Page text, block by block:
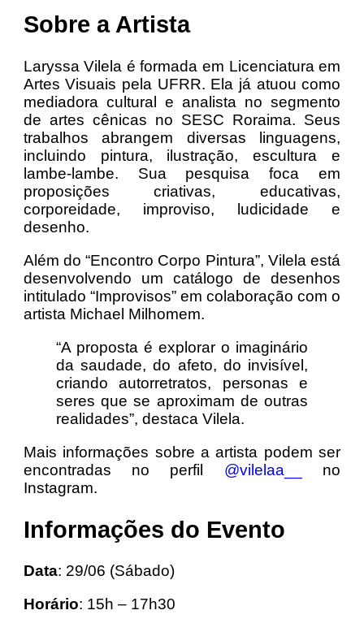
Sobre a Artista
Laryssa Vilela é formada em Licenciatura em
Artes Visuais pela UFRR. Ela já atuou como
mediadora cultural e analista no segmento
de artes cênicas no SESC Roraima. Seus
trabalhos abrangem diversas linguagens,
incluindo pintura, ilustração, escultura e
lambe-lambe. Sua pesquisa foca em
proposições criativas, educativas,
corporeidade, improviso, ludicidade e
desenho.
Além do “Encontro Corpo Pintura”, Vilela está
desenvolvendo um catálogo de desenhos
intitulado “Improvisos” em colaboração com o
artista Michael Milhomem.
“A proposta é explorar o imaginário
da saudade, do afeto, do invisível,
criando autorretratos, personas e
seres que se aproximam de outras
realidades”, destaca Vilela.
Mais informações sobre a artista podem ser
encontradas no perfil @vilelaa__
no
Instagram.
Informações do Evento
Data: 29/06 (Sábado)
Horário: 15h – 17h30